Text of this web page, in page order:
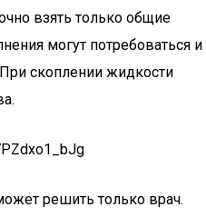
взять только общие
могут потребоваться и
скоплении жидкости
решить только врач.